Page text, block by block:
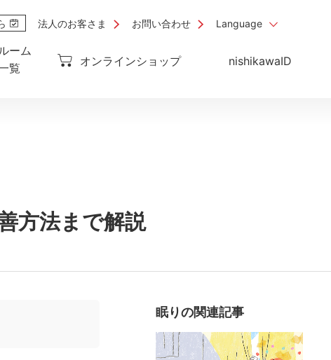
ーム
覧
オンラインショップ nishikawaID
法人のお客さま お問い合わせ Language
方法まで解説
眠りの関連記事